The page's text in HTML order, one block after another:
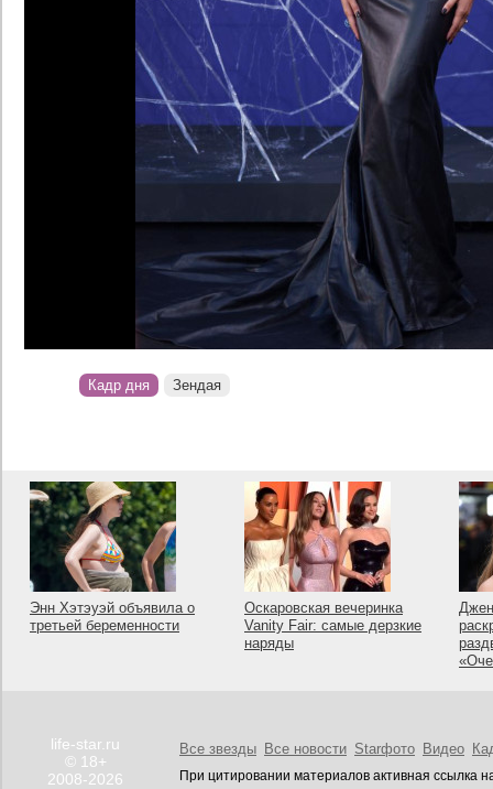
Кадр дня Зендая
Энн Хэтэуэй объявила о
третьей беременности
Оскаровская вечеринка
Vanity Fair: самые дерзкие
наряды
life-star.ru
© 18+
2008-2026
Все звезды Все новости Starфото Видео
При цитировании материалов активная ссылка